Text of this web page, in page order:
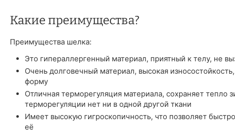
Какие преимущества?
Преимущества шелка:
Это гипераллергенный материал, приятный к телу, не
Очень долговечный материал, высокая
форму
Отличная терморегуляция материала, сохраняет тепло
терморегуляции нет ни в одной другой ткани
Имеет высокую гигроскопичность, что позволяет
её